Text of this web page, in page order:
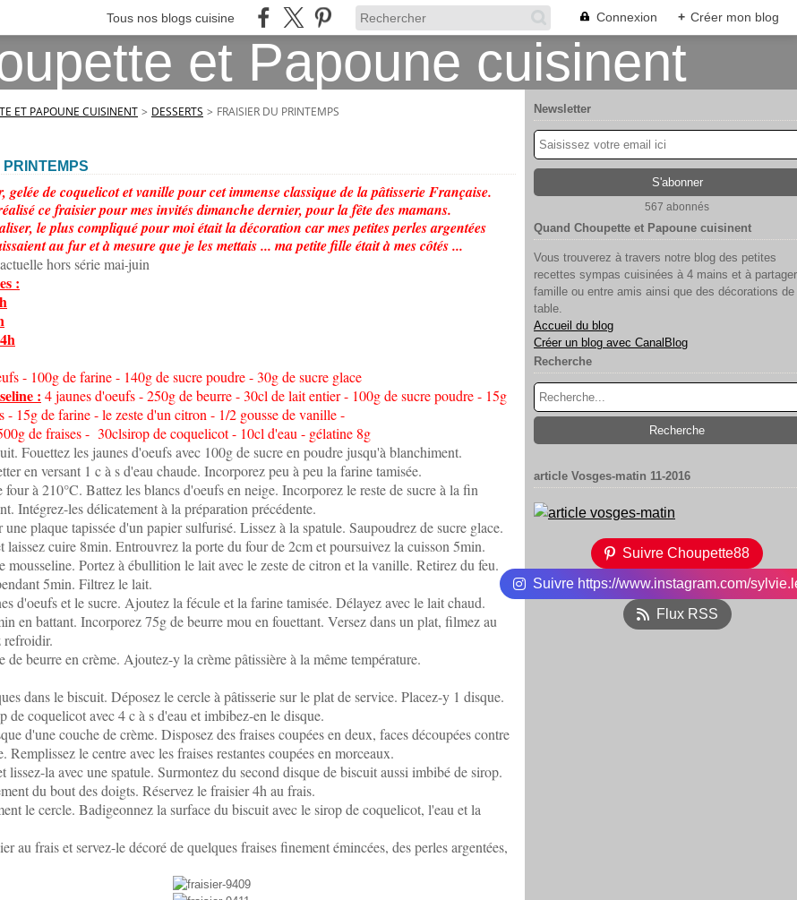
Tous nos blogs cuisine Connexion + Créer mon blog
ET PAPOUNE CUISINENT > DESSERTS > FRAISIER DU PRINTEMPS
gelée de coquelicot et vanille pour cet immense classique de la pâtisserie Française.
ce fraisier pour mes invités dimanche dernier, pour la fête des mamans.
le plus compliqué pour moi était la décoration car mes petites perles argentées
au fur et à mesure que je les mettais ... ma petite fille était à mes côtés ...
hors série mai-juin
:
- 100g de farine - 140g de sucre poudre - 30g de sucre glace
: 4 jaunes d'oeufs - 250g de beurre - 30cl de lait entier - 100g de sucre poudre - 15g
- 15g de farine - le zeste d'un citron - 1/2 gousse de vanille -
de fraises - 30clsirop de coquelicot - 10cl d'eau - gélatine 8g
Fouettez les jaunes d'oeufs avec 100g de sucre en poudre jusqu'à blanchiment.
en versant 1 c à s d'eau chaude. Incorporez peu à peu la farine tamisée.
four à 210°C. Battez les blancs d'oeufs en neige. Incorporez le reste de sucre à la fin
Intégrez-les délicatement à la préparation précédente.
une plaque tapissée d'un papier sulfurisé. Lissez à la spatule. Saupoudrez de sucre glace.
laissez cuire 8min. Entrouvrez la porte du four de 2cm et poursuivez la cuisson 5min.
mousseline. Portez à ébullition le lait avec le zeste de citron et la vanille. Retirez du feu.
5min. Filtrez le lait.
d'oeufs et le sucre. Ajoutez la fécule et la farine tamisée. Délayez avec le lait chaud.
en battant. Incorporez 75g de beurre mou en fouettant. Versez dans un plat, filmez au
refroidir.
de beurre en crème. Ajoutez-y la crème pâtissière à la même température.
dans le biscuit. Déposez le cercle à pâtisserie sur le plat de service. Placez-y 1 disque.
de coquelicot avec 4 c à s d'eau et imbibez-en le disque.
d'une couche de crème. Disposez des fraises coupées en deux, faces découpées contre
Remplissez le centre avec les fraises restantes coupées en morceaux.
lissez-la avec une spatule. Surmontez du second disque de biscuit aussi imbibé de sirop.
du bout des doigts. Réservez le fraisier 4h au frais.
le cercle. Badigeonnez la surface du biscuit avec le sirop de coquelicot, l'eau et la
au frais et servez-le décoré de quelques fraises finement émincées, des perles argentées,
Newsletter
567 abonnés
Quand Choupette et Papoune cuisinent
Vous trouverez à travers notre blog des petites
recettes sympas cuisinées à 4 mains et à
famille ou entre amis ainsi que des décorations de
table.
Accueil du blog
Créer un blog avec CanalBlog
Recherche
article Vosges-matin 11-2016
Suivre Choupette88
Suivre https://www.instagram.com/
Flux RSS